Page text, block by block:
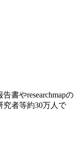
書やresearchmapの
究者等約30万人で